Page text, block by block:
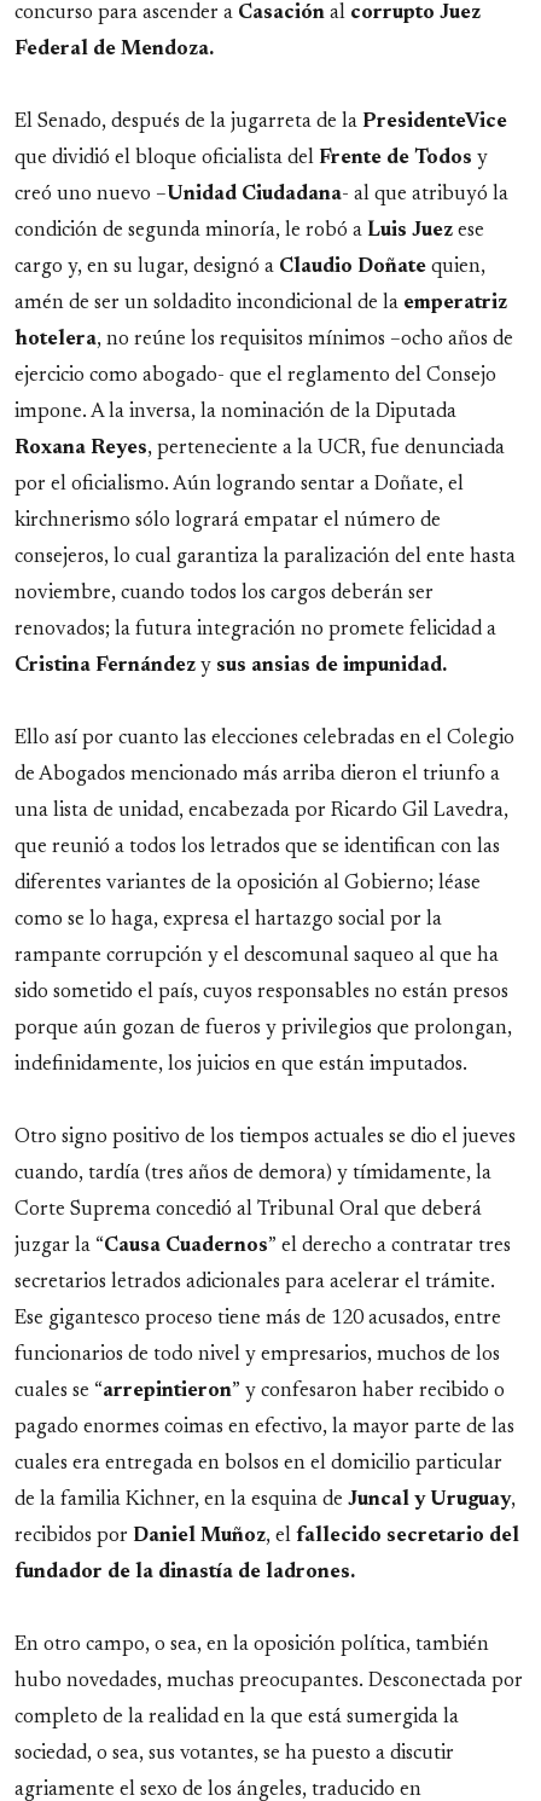
concurso para ascender a Casación al corrupto Juez
Federal de Mendoza.
El Senado, después de la jugarreta de la PresidenteVice
que dividió el bloque oficialista del Frente de Todos y
creó uno nuevo –Unidad Ciudadana- al que atribuyó la
condición de segunda minoría, le robó a Luis Juez ese
cargo y, en su lugar, designó a Claudio Doñate quien,
amén de ser un soldadito incondicional de la emperatriz
hotelera, no reúne los requisitos mínimos –ocho años de
ejercicio como abogado- que el reglamento del Consejo
impone. A la inversa, la nominación de la Diputada
Roxana Reyes, perteneciente a la UCR, fue denunciada
por el oficialismo. Aún logrando sentar a Doñate, el
kirchnerismo sólo logrará empatar el número de
consejeros, lo cual garantiza la paralización del ente hasta
noviembre, cuando todos los cargos deberán ser
renovados; la futura integración no promete felicidad a
Cristina Fernández y sus ansias de impunidad.
Ello así por cuanto las elecciones celebradas en el Colegio
de Abogados mencionado más arriba dieron el triunfo a
una lista de unidad, encabezada por Ricardo Gil Lavedra,
que reunió a todos los letrados que se identifican con las
diferentes variantes de la oposición al Gobierno; léase
como se lo haga, expresa el hartazgo social por la
rampante corrupción y el descomunal saqueo al que ha
sido sometido el país, cuyos responsables no están presos
porque aún gozan de fueros y privilegios que prolongan,
indefinidamente, los juicios en que están imputados.
Otro signo positivo de los tiempos actuales se dio el jueves
cuando, tardía (tres años de demora) y tímidamente, la
Corte Suprema concedió al Tribunal Oral que deberá
juzgar la “Causa Cuadernos” el derecho a contratar tres
secretarios letrados adicionales para acelerar el trámite.
Ese gigantesco proceso tiene más de 120 acusados, entre
funcionarios de todo nivel y empresarios, muchos de los
cuales se “arrepintieron” y confesaron haber recibido o
pagado enormes coimas en efectivo, la mayor parte de las
cuales era entregada en bolsos en el domicilio particular
de la familia Kichner, en la esquina de Juncal y Uruguay,
recibidos por Daniel Muñoz, el fallecido secretario del
fundador de la dinastía de ladrones.
En otro campo, o sea, en la oposición política, también
hubo novedades, muchas preocupantes. Desconectada por
completo de la realidad en la que está sumergida la
sociedad, o sea, sus votantes, se ha puesto a discutir
agriamente el sexo de los ángeles, traducido en